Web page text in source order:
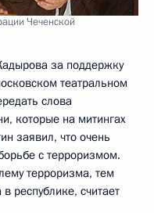
Чеченской
за поддержку
театральном
слова
которые на митингах
заявил, что очень
с терроризмом.
терроризма, тем
республике, считает